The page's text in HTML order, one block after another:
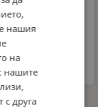
нашия
на
нашите
друга